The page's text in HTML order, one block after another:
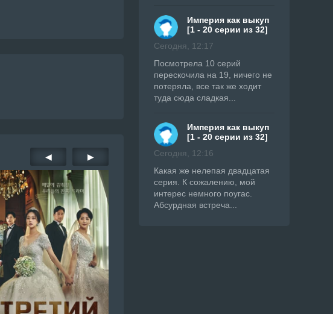
◀ ▶
Империя как выкуп
[1 - 20 серии из 32]
Сегодня, 12:17
Посмотрела 10 серий
перескочила на 19, ничего не
потеряла, все так же ходит
туда сюда сладкая...
Империя как выкуп
[1 - 20 серии из 32]
Сегодня, 12:16
Какая же нелепая двадцатая
серия. К сожалению, мой
интерес немного поугас.
Абсурдная встреча...